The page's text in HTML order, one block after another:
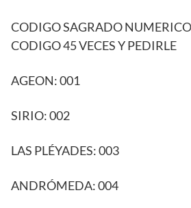
CODIGO SAGRADO
CODIGO 45 VECES Y PEDIRLE
AGEON: 001
SIRIO: 002
LAS PLÉYADES: 003
ANDRÓMEDA: 004